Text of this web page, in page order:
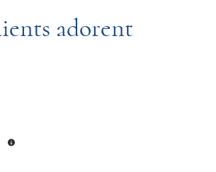
adorent